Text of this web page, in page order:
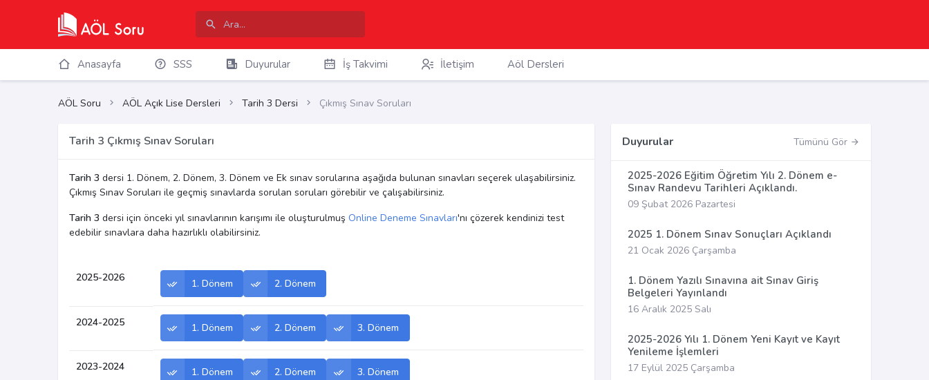
Anasayfa SSS Duyurular İş Takvimi İletişim Aöl Dersleri
AÖL Soru AÖL Açık Lise Dersleri Tarih 3 Dersi Çıkmış Sınav Soruları
Tarih 3 Çıkmış Sınav Soruları
Tarih 3 dersi 1. Dönem, 2. Dönem, 3. Dönem ve Ek sınav sorularına aşağıda bulunan sınavları seçerek ulaşabilirsiniz.
Çıkmış Sınav Soruları ile geçmiş sınavlarda sorulan soruları görebilir ve çalışabilirsiniz.
Tarih 3 dersi için önceki yıl sınavlarının karışımı ile oluşturulmuş Online Deneme Sınavları'nı çözerek kendinizi test
edebilir sınavlara daha hazırlıklı olabilirsiniz.
2025-2026 1. Dönem 2. Dönem
2024-2025 1. Dönem 2. Dönem 3. Dönem
2023-2024 1. Dönem 2. Dönem 3. Dönem
Duyurular Tümünü Gör
2025-2026 Eğitim Öğretim Yılı 2. Dönem e-
Sınav Randevu Tarihleri Açıklandı.
09 Şubat 2026 Pazartesi
2025 1. Dönem Sınav Sonuçları Açıklandı
21 Ocak 2026 Çarşamba
1. Dönem Yazılı Sınavına ait Sınav Giriş
Belgeleri Yayınlandı
16 Aralık 2025 Salı
2025-2026 Yılı 1. Dönem Yeni Kayıt ve Kayıt
Yenileme İşlemleri
17 Eylül 2025 Çarşamba